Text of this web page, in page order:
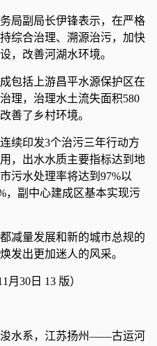
局副局长伊锋表示，在严格
综合治理、溯源治污，加快
，改善河湖水环境。
包括上游昌平水源保护区在
理，治理水土流失面积580
善了乡村环境。
续印发3个治污三年行动方
，出水水质主要指标达到地
污水处理率将达到97%以
，副中心建成区基本实现污
减量发展和新的城市总规的
发出更加迷人的风采。
月30日 13 版）
水系，江苏扬州——古运河